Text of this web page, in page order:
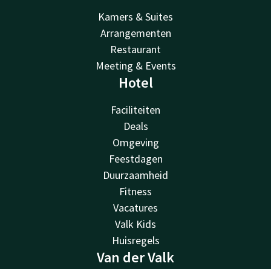
Kamers & Suites
Arrangementen
Restaurant
Meeting & Events
Hotel
Faciliteiten
Deals
Omgeving
Feestdagen
Duurzaamheid
Fitness
Vacatures
Valk Kids
Huisregels
Van der Valk